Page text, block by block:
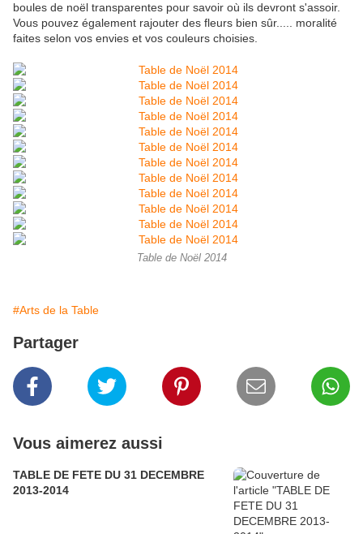
boules de noël transparentes pour savoir où ils devront s'assoir.
Vous pouvez également rajouter des fleurs bien sûr..... moralité
faites selon vos envies et vos couleurs choisies.
Table de Noël 2014
#Arts de la Table
Partager
Vous aimerez aussi
TABLE DE FETE DU 31 DECEMBRE
2013-2014